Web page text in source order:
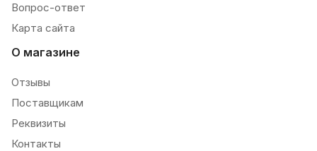
Вопрос-ответ
Карта сайта
О магазине
Отзывы
Поставщикам
Реквизиты
Контакты